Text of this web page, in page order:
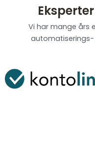
Vi har mange års
automatiserings-